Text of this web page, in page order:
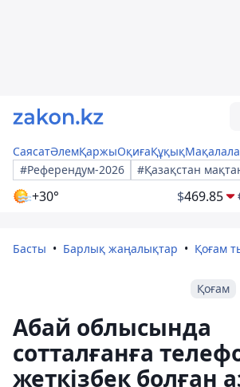
СаясатӘлемҚаржыОқиғаҚұқық
#Референдум-2026
#Қазақстан
+30° $469.85
Басты Барлық жаңалықтар Қоғам
Қоғам
Абай облысында
сотталғанға
жеткізбек болған